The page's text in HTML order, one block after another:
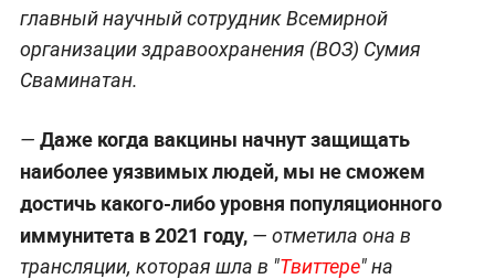
главный научный сотрудник Всемирной
организации здравоохранения (ВОЗ) Сумия
Сваминатан.
— Даже когда вакцины начнут защищать
наиболее уязвимых людей, мы не сможем
достичь какого-либо уровня популяционного
иммунитета в 2021 году,— отметила она в
трансляции, которая шла в "Твиттере" на